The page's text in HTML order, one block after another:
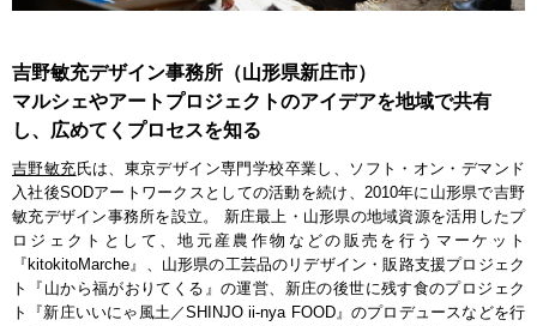
吉野敏充デザイン事務所（山形県新庄市）
マルシェやアートプロジェクトのアイデアを地域で共有
し、広めてくプロセスを知る
吉野敏充氏は、東京デザイン専門学校卒業し、ソフト・オン・デマンド
入社後SODアートワークスとしての活動を続け、2010年に山形県で吉野
敏充デザイン事務所を設立。 新庄最上・山形県の地域資源を活用したプ
ロジェクトとして、地元産農作物などの販売を行うマーケット
『kitokitoMarche』、山形県の工芸品のリデザイン・販路支援プロジェク
ト『山から福がおりてくる』の運営、新庄の後世に残す食のプロジェク
ト『新庄いいにゃ風土／SHINJO ii-nya FOOD』のプロデュースなどを行